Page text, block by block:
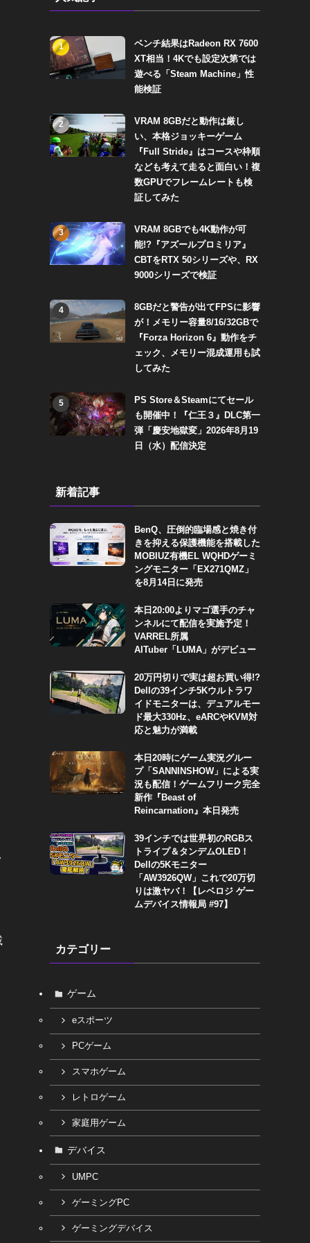
1
ベンチ結果はRadeon RX 7600
XT相当！4Kでも設定次第では
遊べる「Steam Machine」性
能検証
2
VRAM 8GBだと動作は厳し
い、本格ジョッキーゲーム
『Full Stride』はコースや枠順
なども考えて走ると面白い！複
数GPUでフレームレートも検
証してみた
3
VRAM 8GBでも4K動作が可
能!?『アズールプロミリア』
CBTをRTX 50シリーズや、RX
9000シリーズで検証
4
8GBだと警告が出てFPSに影響
が！メモリー容量8/16/32GBで
『Forza Horizon 6』動作をチ
ェック、メモリー混成運用も試
してみた
5
PS Store＆Steamにてセール
も開催中！『仁王３』DLC第一
弾「慶安地獄変」2026年8月19
日（水）配信決定
新着記事
BenQ、圧倒的臨場感と焼き付
きを抑える保護機能を搭載した
MOBIUZ有機EL WQHDゲーミ
ングモニター「EX271QMZ」
を8月14日に発売
本日20:00よりマゴ選手のチャ
ンネルにて配信を実施予定！
VARREL所属
AITuber「LUMA」がデビュー
20万円切りで実は超お買い得!?
Dellの39インチ5Kウルトラワ
イドモニターは、デュアルモー
ド最大330Hz、eARCやKVM対
応と魅力が満載
本日20時にゲーム実況グルー
プ「SANNINSHOW」による実
況も配信！ゲームフリーク完全
新作『Beast of
Reincarnation』本日発売
39インチでは世界初のRGBス
トライプ＆タンデムOLED！
Dellの5Kモニター
「AW3926QW」これで20万切
りは激ヤバ！【レベロジ ゲー
ムデバイス情報局 #97】
カテゴリー
ゲーム
eスポーツ
PCゲーム
スマホゲーム
レトロゲーム
家庭用ゲーム
デバイス
UMPC
ゲーミングPC
ゲーミングデバイス